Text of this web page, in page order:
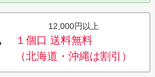
12,000円以上
１個口 送料無料
（北海道・沖縄は割引）